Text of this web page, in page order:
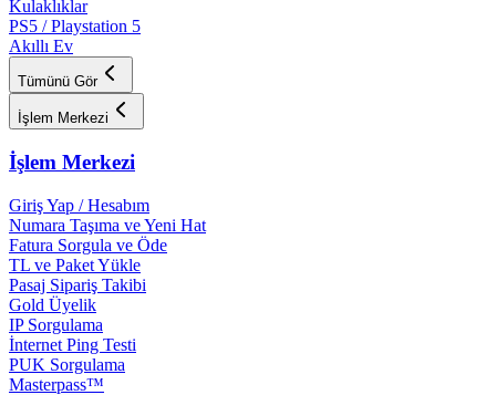
Kulaklıklar
PS5 / Playstation 5
Akıllı Ev
Tümünü Gör
İşlem Merkezi
İşlem Merkezi
Giriş Yap / Hesabım
Numara Taşıma ve Yeni Hat
Fatura Sorgula ve Öde
TL ve Paket Yükle
Pasaj Sipariş Takibi
Gold Üyelik
IP Sorgulama
İnternet Ping Testi
PUK Sorgulama
Masterpass™